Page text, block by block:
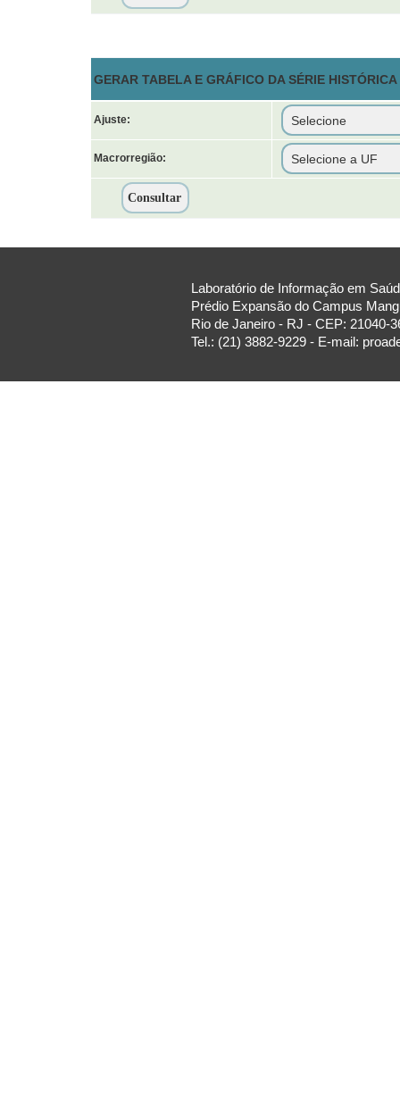
GERAR TABELA E GRÁFICO DA SÉRIE
Ajuste:
Macrorregião:
Laboratório de Informação em
Prédio Expansão do Campus
Rio de Janeiro - RJ - CEP: 21040-
Tel.: (21) 3882-9229 - E-mail: